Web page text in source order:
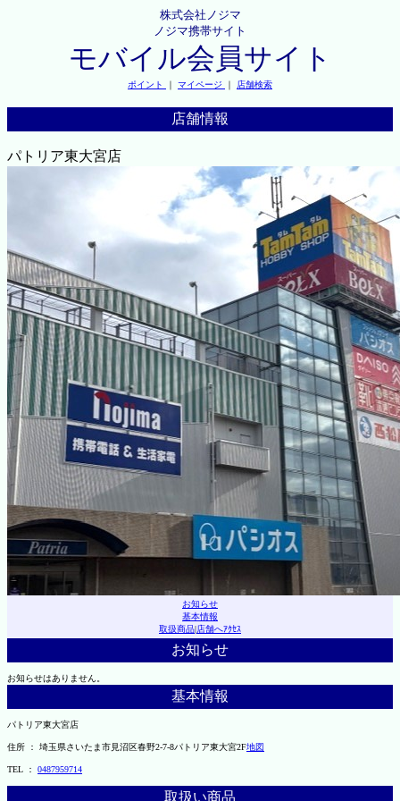
株式会社ノジマ
ノジマ携帯サイト
モバイル会員サイト
ポイント ｜ マイページ ｜ 店舗検索
店舗情報
パトリア東大宮店
お知らせ
基本情報
取扱商品|店舗へｱｸｾｽ
お知らせ
お知らせはありません。
基本情報
パトリア東大宮店
住所 ： 埼玉県さいたま市見沼区春野2-7-8パトリア東大宮2F地図
TEL ： 0487959714
取扱い商品